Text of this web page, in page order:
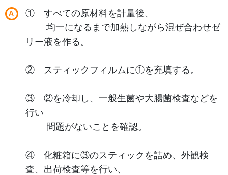
① すべての原材料を計量後、
均一になるまで加熱しながら混ぜ合わせゼ
リー液を作る。
② スティックフィルムに①を充填する。
③ ②を冷却し、一般生菌や大腸菌検査などを
行い
問題がないことを確認。
④ 化粧箱に③のスティックを詰め、外観検
査、出荷検査等を行い、